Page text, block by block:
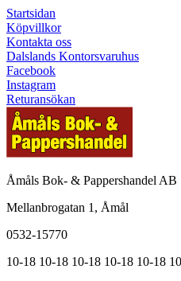
Startsidan
Köpvillkor
Kontakta oss
Dalslands Kontorsvaruhus
Facebook
Instagram
Returansökan
Åmåls Bok- & Pappershandel AB
Mellanbrogatan 1, Åmål
0532-15770
10-18 10-18 10-18 10-18 10-18